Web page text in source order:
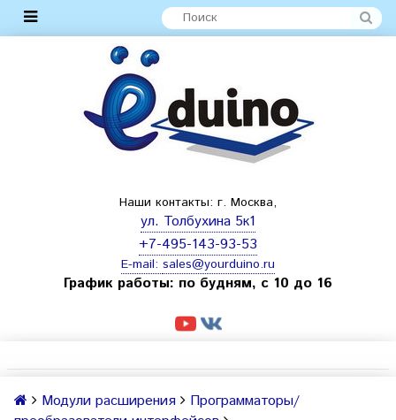
Наши контакты: г. Москва,
ул. Толбухина 5к1
+7-495-143-93-53
E-mail: sales@yourduino.ru
График работы: по будням, с 10 до 16
Модули расширения
Программаторы/